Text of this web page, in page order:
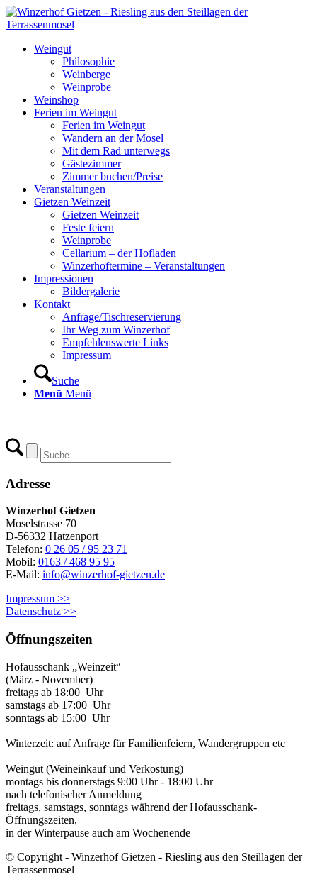
Weingut
Philosophie
Weinberge
Weinprobe
Weinshop
Ferien im Weingut
Ferien im Weingut
Wandern an der Mosel
Mit dem Rad unterwegs
Gästezimmer
Zimmer buchen/Preise
Veranstaltungen
Gietzen Weinzeit
Gietzen Weinzeit
Feste feiern
Weinprobe
Cellarium – der Hofladen
Winzerhoftermine – Veranstaltungen
Impressionen
Bildergalerie
Kontakt
Anfrage/Tischreservierung
Ihr Weg zum Winzerhof
Empfehlenswerte Links
Impressum
Suche
Menü Menü
Adresse
Winzerhof Gietzen
Moselstrasse 70
D-56332 Hatzenport
Telefon: 0 26 05 / 95 23 71
Mobil: 0163 / 468 95 95
E-Mail: info@winzerhof-gietzen.de
Impressum >>
Datenschutz >>
Öffnungszeiten
Hofausschank „Weinzeit“
(März - November)
freitags ab 18:00 Uhr
samstags ab 17:00 Uhr
sonntags ab 15:00 Uhr
Winterzeit: auf Anfrage für Familienfeiern, Wandergruppen etc
Weingut (Weineinkauf und Verkostung)
montags bis donnerstags 9:00 Uhr - 18:00 Uhr
nach telefonischer Anmeldung
freitags, samstags, sonntags während der Hofausschank-
Öffnungszeiten,
in der Winterpause auch am Wochenende
© Copyright - Winzerhof Gietzen - Riesling aus den Steillagen der
Terrassenmosel